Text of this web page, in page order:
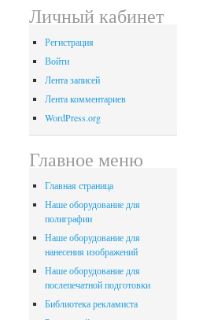
Личный кабинет
Регистрация
Войти
Лента записей
Лента комментариев
WordPress.org
Главное меню
Главная страница
Наше оборудование для
полиграфии
Наше оборудование для
нанесения изображений
Наше оборудование для
послепечатной подготовки
Библиотека рекламиста